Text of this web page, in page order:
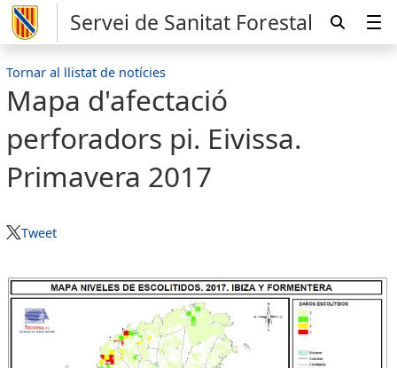
Servei de Sanitat Forestal
Tornar al llistat de notícies
Mapa d'afectació
perforadors pi. Eivissa.
Primavera 2017
Tweet